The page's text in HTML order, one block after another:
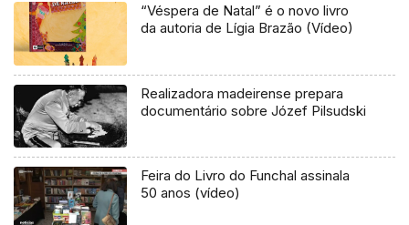
“Véspera de Natal” é o novo livro
da autoria de Lígia Brazão (Vídeo)
Realizadora madeirense prepara
documentário sobre Józef Pilsudski
Feira do Livro do Funchal assinala
50 anos (vídeo)